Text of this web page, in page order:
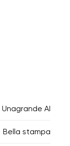
Unagrande AI
Bella stampa